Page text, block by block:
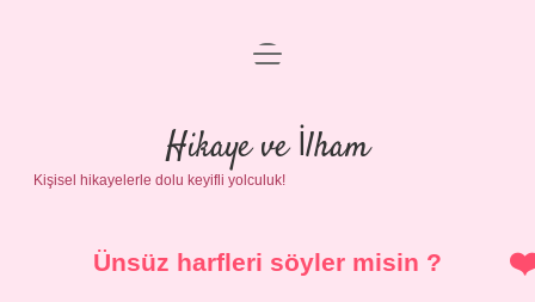
Anasayfa
Gizlilik Politikası
Yasal Uyarı
menüyü
Hikaye ve İlham
Kişisel hikayelerle dolu keyifli yolculuk!
Ünsüz harfleri söyler misin ?